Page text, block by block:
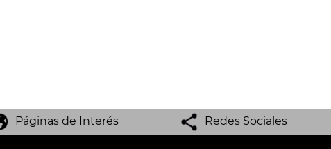
Páginas de Interés Redes Sociales